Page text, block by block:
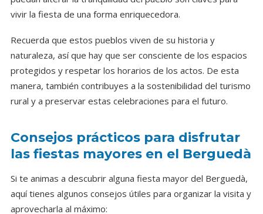
vivir la fiesta de una forma enriquecedora.
Recuerda que estos pueblos viven de su historia y
naturaleza, así que hay que ser consciente de los espacios
protegidos y respetar los horarios de los actos. De esta
manera, también contribuyes a la sostenibilidad del turismo
rural y a preservar estas celebraciones para el futuro.
Consejos prácticos para disfrutar
las fiestas mayores en el Berguedà
Si te animas a descubrir alguna fiesta mayor del Berguedà,
aquí tienes algunos consejos útiles para organizar la visita y
aprovecharla al máximo: